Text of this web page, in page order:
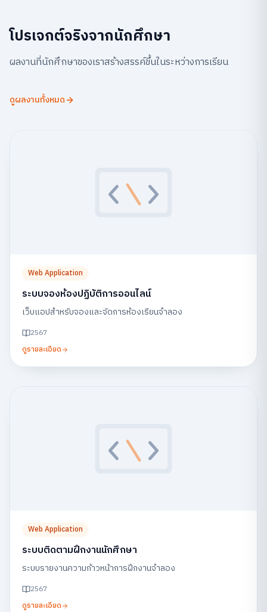
โปรเจกต์จริงจากนักศึกษา
ผลงานที่นักศึกษาของเราสร้างสรรค์ขึ้นในระหว่างการเรียน
ดูผลงานทั้งหมด
Web Application
ระบบจองห้องปฏิบัติการออนไลน์
เว็บแอปสำหรับจองและจัดการห้องเรียนจำลอง
2567
ดูรายละเอียด
Web Application
ระบบติดตามฝึกงานนักศึกษา
ระบบรายงานความก้าวหน้าการฝึกงานจำลอง
2567
ดูรายละเอียด